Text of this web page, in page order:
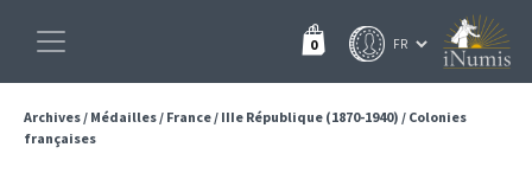
0
Archives/ Médailles/ France/ IIIe République (1870-1940) / Colonies
françaises